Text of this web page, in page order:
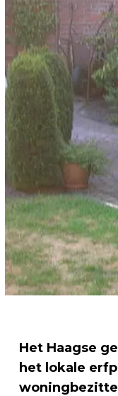
Het Haagse
het lokale